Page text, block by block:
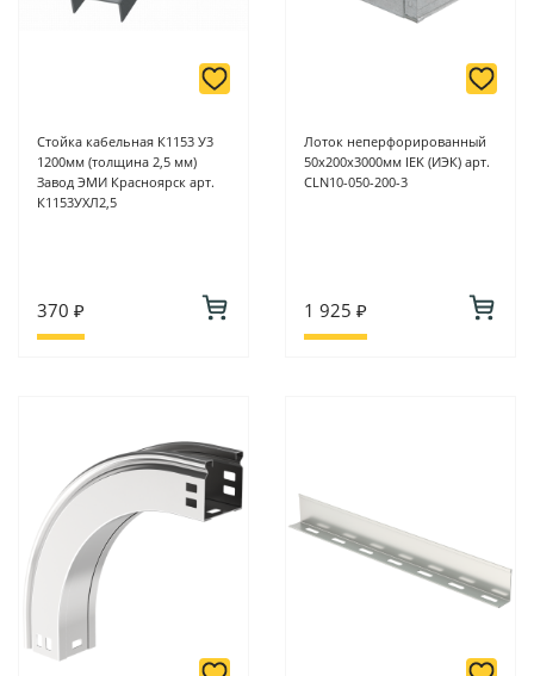
Стойка кабельная К1153 У3
1200мм (толщина 2,5 мм)
Завод ЭМИ Красноярск арт.
К1153УХЛ2,5
370 ₽
Лоток неперфорированный
50х200х3000мм IEK (ИЭК) арт.
CLN10-050-200-3
1 925 ₽